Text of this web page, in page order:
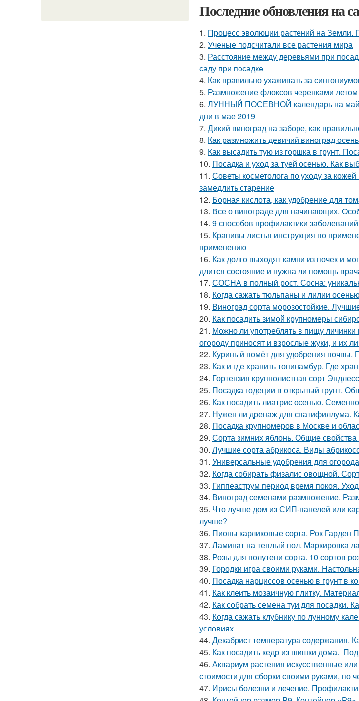
Последние обновления на
1. Процесс эволюции растений на Земли.
2. Ученые подсчитали все растения мира
3. Расстояние между деревьями при
саду при посадке
4. Как правильно ухаживать за
5. Размножение флоксов черенками
6. ЛУННЫЙ ПОСЕВНОЙ календарь на май
дни в мае 2019
7. Дикий виноград на заборе, как
8. Как размножить девичий виноград
9. Как высадить тую из горшка в грунт.
10. Посадка и уход за туей осенью. Как
11. Советы косметолога по уходу за
замедлить старение
12. Борная кислота, как удобрение для
13. Все о винограде для начинающих.
14. 9 способов профилактики
15. Крапивы листья инструкция по
применению
16. Как долго выходят камни из почек и
длится состояние и нужна ли помощь
17. СОСНА в полный рост. Сосна:
18. Когда сажать тюльпаны и лилии
19. Виноград сорта морозостойкие.
20. Как посадить зимой крупномеры
21. Можно ли употреблять в пищу
огороду приносят и взрослые жуки, и их
22. Куриный помёт для удобрения почвы.
23. Как и где хранить топинамбур. Где
24. Гортензия крупнолистная сорт
25. Посадка годеции в открытый грунт.
26. Как посадить лиатрис осенью.
27. Нужен ли дренаж для спатифиллума.
28. Посадка крупномеров в Москве и
29. Сорта зимних яблонь. Общие свойства
30. Лучшие сорта абрикоса. Виды
31. Универсальные удобрения для
32. Когда собирать физалис овощной.
33. Гиппеаструм период время покоя.
34. Виноград семенами размножение.
35. Что лучше дом из СИП-панелей или
лучше?
36. Пионы карликовые сорта. Рок Гарден
37. Ламинат на теплый пол. Маркировка
38. Розы для полутени сорта. 10 сортов
39. Городки игра своими руками.
40. Посадка нарциссов осенью в грунт в
41. Как клеить мозаичную плитку.
42. Как собрать семена туи для посадки.
43. Когда сажать клубнику по лунному
условиях
44. Декабрист температура содержания.
45. Как посадить кедр из шишки дома.
46. Аквариум растения искусственные
стоимости для сборки своими руками, по
47. Ирисы болезни и лечение.